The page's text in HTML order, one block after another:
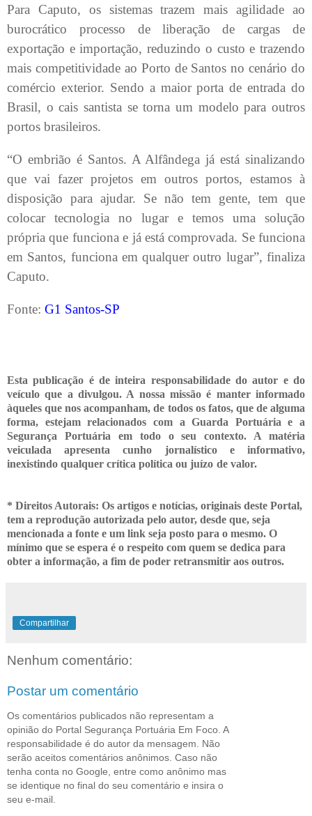
Para Caputo, os sistemas trazem mais agilidade ao
burocrático processo de liberação de cargas de
exportação e importação, reduzindo o custo e trazendo
mais competitividade ao Porto de Santos no cenário do
comércio exterior. Sendo a maior porta de entrada do
Brasil, o cais santista se torna um modelo para outros
portos brasileiros.
“O embrião é Santos. A Alfândega já está sinalizando
que vai fazer projetos em outros portos, estamos à
disposição para ajudar. Se não tem gente, tem que
colocar tecnologia no lugar e temos uma solução
própria que funciona e já está comprovada. Se funciona
em Santos, funciona em qualquer outro lugar”, finaliza
Caputo.
Fonte: G1 Santos-SP
Esta publicação é de inteira responsabilidade do autor e do
veículo que a divulgou. A nossa missão é manter informado
àqueles que nos acompanham, de todos os fatos, que de alguma
forma, estejam relacionados com a Guarda Portuária e a
Segurança Portuária em todo o seu contexto. A matéria
veiculada apresenta cunho jornalístico e informativo,
inexistindo qualquer críticapolítica ou juízo de valor.
* Direitos Autorais: Os artigos e notícias, originais deste Portal,
tem a reprodução autorizada pelo autor, desde que, seja
mencionada a fonte e um link seja posto para o mesmo. O
mínimo que se espera é o respeito com quem se dedica para
obter a informação, a fim de poder retransmitir aos outros.
Compartilhar
Nenhum comentário:
Postar um comentário
Os comentários publicados não representam a
opinião do Portal Segurança Portuária Em Foco. A
responsabilidade é do autor da mensagem. Não
serão aceitos comentários anônimos. Caso não
tenha conta no Google, entre como anônimo mas
se identique no final do seu comentário e insira o
seu e-mail.